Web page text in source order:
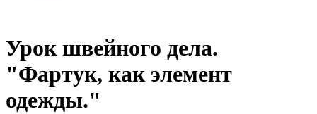
Урок швейного дела.
"Фартук, как элемент
одежды."